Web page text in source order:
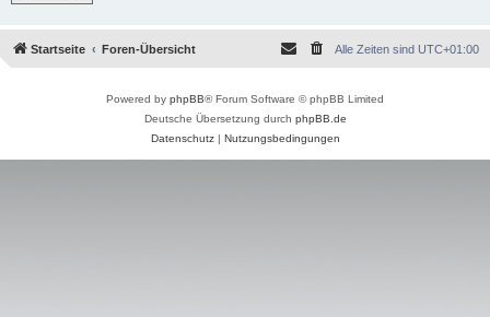
Startseite Foren-Übersicht Alle Zeiten sind UTC+01:00
Powered by phpBB® Forum Software © phpBB Limited
Deutsche Übersetzung durch phpBB.de
Datenschutz| Nutzungsbedingungen